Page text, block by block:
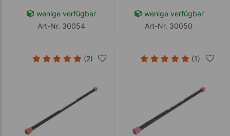
wenige verfügbar
Art-Nr. 30054
wenige verfügbar
Art-Nr. 30050
(2) (1)